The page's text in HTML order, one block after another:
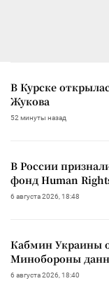
В Курске
Жукова
52 минуты назад
В России
фонд Human
6 августа 2026, 18:48
Кабмин Украины
Минобороны
6 августа 2026, 18:40